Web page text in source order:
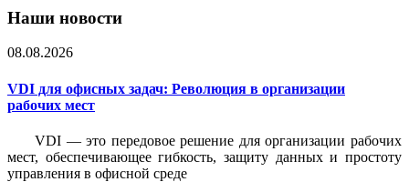
Наши новости
08.08.2026
VDI для офисных задач: Революция в организации
рабочих мест
VDI — это передовое решение для организации рабочих
мест, обеспечивающее гибкость, защиту данных и простоту
управления в офисной среде